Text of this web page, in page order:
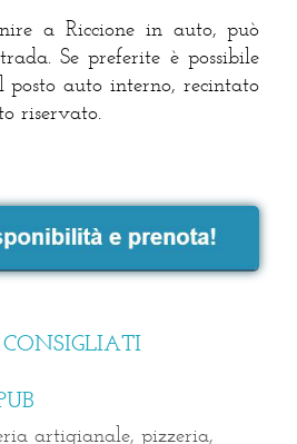
a Riccione in auto, può
Se preferite è possibile
posto auto interno, recintato
riservato.
artigianale, pizzeria,